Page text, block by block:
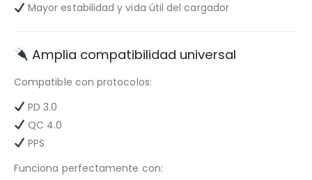
Mayor estabilidad y vida útil del cargador
Amplia compatibilidad universal
Compatible con protocolos:
PD 3.0
QC 4.0
PPS
Funciona perfectamente con: